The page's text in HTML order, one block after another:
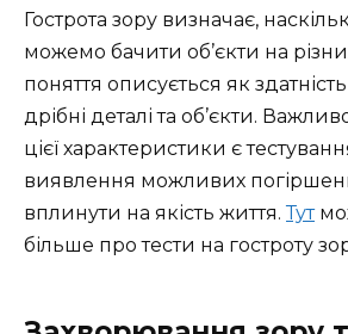
Гострота зору визначає,
можемо бачити об’єкти на
поняття описується як
дрібні деталі та об’єкти.
цієї характеристики є
виявлення можливих
вплинути на якість життя.Тут
більше про тести на гостроту